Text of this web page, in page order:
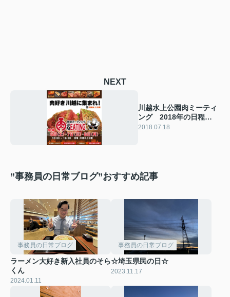
NEXT
川越水上公園肉ミーティ
ング 2018年の日程
は…。
2018.07.18
”事務員の日常ブログ”おすすめ記事
事務員の日常ブログ
ラーメン大好き新入社員のそら
くん
2024.01.11
事務員の日常ブログ
☆埼玉県民の日☆
2023.11.17